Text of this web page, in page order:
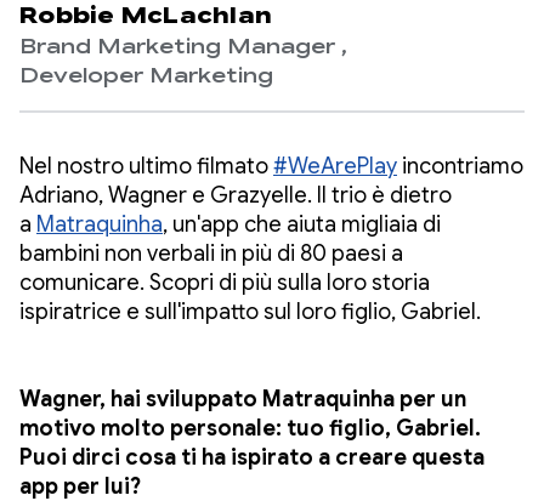
Robbie McLachlan
Brand Marketing Manager ,
Developer Marketing
Nel nostro ultimo filmato#WeArePlay incontriamo
Adriano, Wagner e Grazyelle. Il trio è dietro
a Matraquinha, un'app che aiuta migliaia di
bambini non verbali in più di 80 paesi a
comunicare. Scopri di più sulla loro storia
ispiratrice e sull'impatto sul loro figlio, Gabriel.
Wagner, hai sviluppato Matraquinha per un
motivo molto personale: tuo figlio, Gabriel.
Puoi dirci cosa ti ha ispirato a creare questa
app per lui?